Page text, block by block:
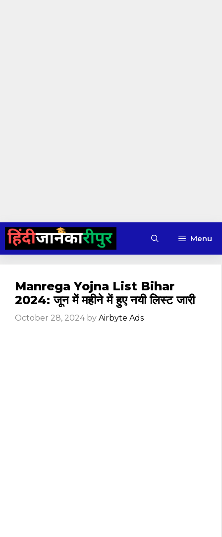
Skip
content
Menu
Manrega Yojna List Bihar
2024: जून में महीने में हुए नयी लिस्ट जारी
October 28, 2024 by Airbyte Ads